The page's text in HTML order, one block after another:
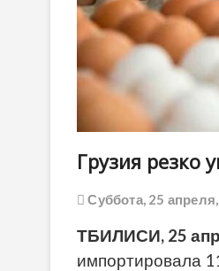
Грузия резко
Суббота, 25
ТБИЛИСИ, 25
импортировала